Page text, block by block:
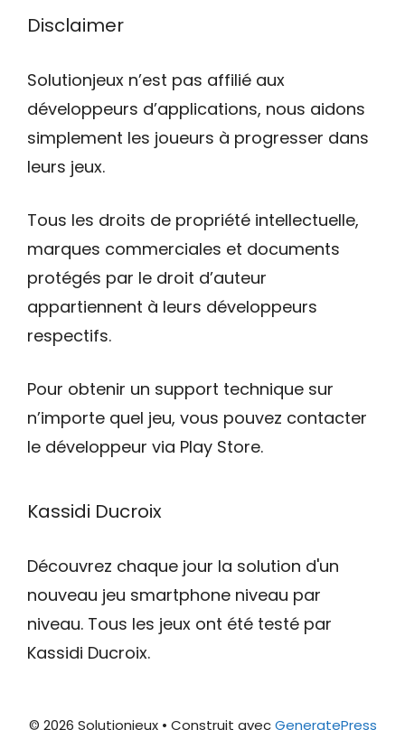
Disclaimer
Solutionjeux n’est pas affilié aux
développeurs d’applications, nous aidons
simplement les joueurs à progresser dans
leurs jeux.
Tous les droits de propriété intellectuelle,
marques commerciales et documents
protégés par le droit d’auteur
appartiennent à leurs développeurs
respectifs.
Pour obtenir un support technique sur
n’importe quel jeu, vous pouvez contacter
le développeur via Play Store.
Kassidi Ducroix
Découvrez chaque jour la solution d'un
nouveau jeu smartphone niveau par
niveau. Tous les jeux ont été testé par
Kassidi Ducroix.
© 2026 Solutionjeux• Construit avecGeneratePress